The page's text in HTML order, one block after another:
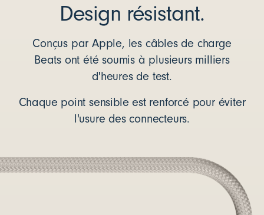
Design résistant.
Conçus par Apple, les câbles de charge
Beats ont été soumis à plusieurs milliers
d'heures de test.
Chaque point sensible est renforcé pour éviter
l'usure des connecteurs.